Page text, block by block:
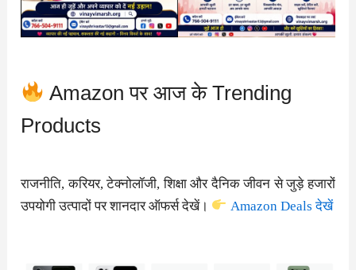
Amazon पर आज के Trending
Products
राजनीति, करियर, टेक्नोलॉजी, शिक्षा और दैनिक जीवन से जुड़े हजारों
उपयोगी उत्पादों पर शानदार ऑफर्स देखें।
Amazon Deals देखें